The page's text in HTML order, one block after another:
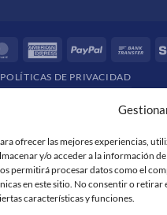
ofrecer las mejores experiencias,
y/o acceder a la información
permitirá procesar datos como el
en este sitio. No consentir o
características y funciones.
MasterCardAmericanPayPal
POLÍTICAS DE PRIVACIDAD